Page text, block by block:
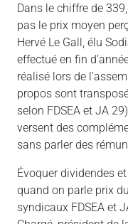
Dans le chiffre de
pas le prix moyen
Hervé Le Gall, élu
effectué en fin
réalisé lors de
propos sont
selon FDSEA et JA
versent des
sans parler des
Évoquer dividendes
quand on parle prix
syndicaux FDSEA et